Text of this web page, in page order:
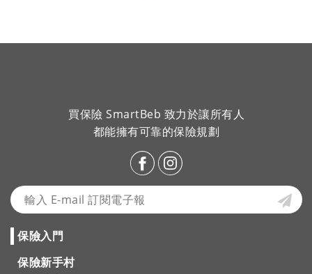
買保險 SmartBeb 致力於讓所有人
都能擁有可靠的保險規劃
保險入門
保險新手村